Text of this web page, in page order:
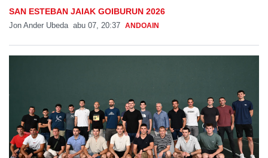
SAN ESTEBAN JAIAK GOIBURUN 2026
Jon Ander Ubeda abu 07, 20:37 ANDOAIN